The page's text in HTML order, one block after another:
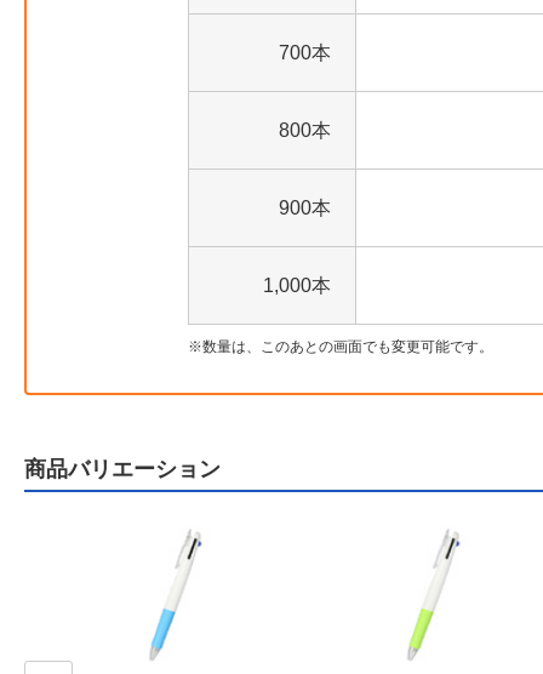
700本
800本
900本
1,000本
数量は、このあとの画面でも変更可能です。
商品バリエーション